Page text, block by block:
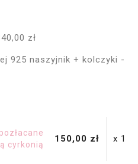
zł
925 naszyjnik + kolczyki -
cyrkonią
150,00 zł x 1